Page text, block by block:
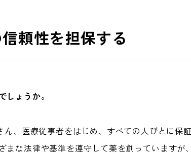
頼性を担保する
ょうか。
、医療従事者をはじめ、すべての人びとに保
まな法律や基準を遵守して薬を創っていますが